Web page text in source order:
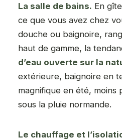
La salle de bains. En
ce que vous avez chez
douche ou baignoire,
haut de gamme, la
d’eau ouverte sur la
extérieure, baignoire en
magnifique en été,
sous la pluie normande.
Le chauffage et